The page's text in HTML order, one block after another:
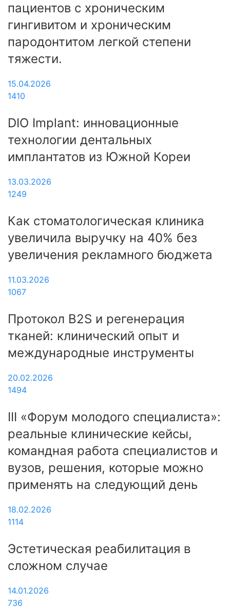
пациентов с хроническим
гингивитом и хроническим
пародонтитом легкой степени
тяжести.
15.04.2026
1410
DIO Implant: инновационные
технологии дентальных
имплантатов из Южной Кореи
13.03.2026
1249
Как стоматологическая клиника
увеличила выручку на 40% без
увеличения рекламного бюджета
11.03.2026
1067
Протокол B2S и регенерация
тканей: клинический опыт и
международные инструменты
20.02.2026
1494
III «Форум молодого специалиста»:
реальные клинические кейсы,
командная работа специалистов и
вузов, решения, которые можно
применять на следующий день
18.02.2026
1114
Эстетическая реабилитация в
сложном случае
14.01.2026
736